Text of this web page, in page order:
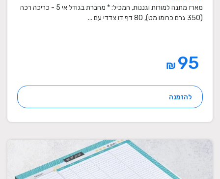
מארז מתנה למורות וגננות, המכיל: * מחברת בגודל אי 5 - כריכה רכה
(350 גרם כרומו מט), 80 דף דו צדדי עם ...
₪
להזמנה